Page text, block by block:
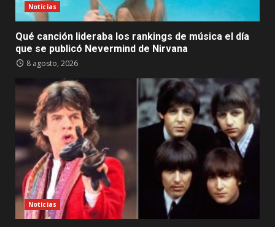
Noticias
Qué canción lideraba los rankings de música el día
que se publicó Nevermind de Nirvana
8 agosto, 2026
Noticias